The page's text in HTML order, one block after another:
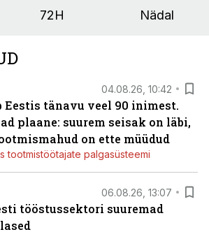
72H Nädal
04.08.26, 10:42
Eestis tänavu veel 90 inimest.
plaane: suurem seisak on läbi,
on ette müüdud
tootmistöötajate palgasüsteemi
06.08.26, 13:07
tööstussektori suuremad